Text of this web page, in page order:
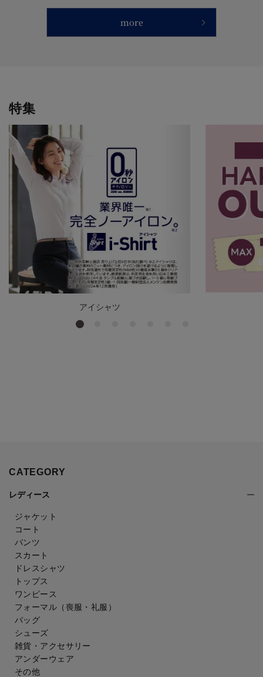
more
特集
アイシャツ
CATEGORY
レディース
ジャケット
コート
パンツ
スカート
ドレスシャツ
トップス
ワンピース
フォーマル（喪服・礼服）
バッグ
シューズ
雑貨・アクセサリー
アンダーウェア
その他